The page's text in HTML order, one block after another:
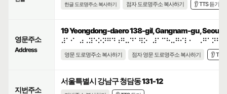
한글 도로명주소 복사하기 점자 도로명주소 복사하기 👂 TTS 듣기
영문주소
Address
19 Yeongdong-daero 138-gil, Gangnam-gu, Seoul,
영문 도로명주소 복사하기 점자 영문 도로명주소 복사하기 👂 TTS
지번주소
서울특별시 강남구 청담동 131-12